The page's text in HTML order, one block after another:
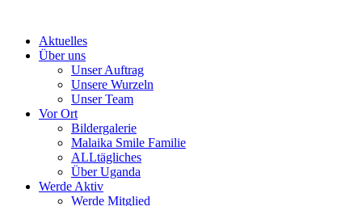
contentAktuelles
Über uns
Unser Auftrag
Unsere Wurzeln
Unser Team
Vor Ort
Bildergalerie
Malaika Smile Familie
ALLtägliches
Über Uganda
Werde Aktiv
Werde Mitglied